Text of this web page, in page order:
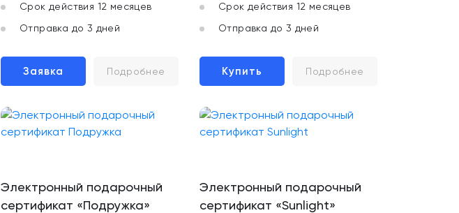
Срок действия 12 месяцев
Отправка до 3 дней
Заявка Подробнее
Срок действия 12 месяцев
Отправка до 3 дней
Купить Подробнее
Электронный подарочный
сертификат «Подружка»
Электронный подарочный
сертификат «Sunlight»